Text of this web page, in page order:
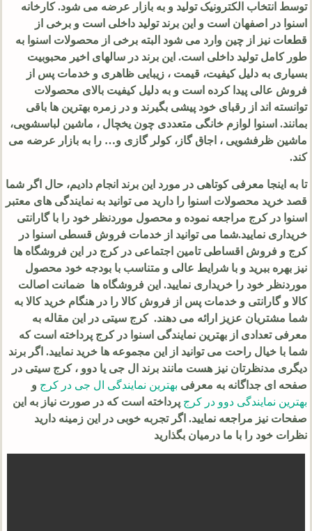
توسط انتخاب الکترونیک تولید و به بازار عرضه می شود. کارخانه
اسنوا در اصفهان است و این برند تولید داخلی است و برخی از
قطعات نیز از چین وارد می شود البته برخی از محصولات اسنوا به
طور کامل تولید داخلی است. این برند در سالهای اخیر محبوبیت
بسیاری به دلیل کیفیت، قیمت ، زیبایی ظاهری و خدمات پس از
فروش عالی پیدا کرده است و به دلیل کیفیت بالای محصولات
توانسته اند از رقبای خود پیشی بگیرند و در زمره بهترین ها باقی
بمانند. اسنوا لوازم خانگی متعددی چون یخچال ، ماشین لباسشویی،
ماشین ظرفشویی ، اجاق گاز، کولر گازی و… را به بازار عرضه می
کند.
تا به اینجا معرفی کوتاهی در مورد این برند انجام دادیم، حال اگر شما
قصد خرید محصولات اسنوا را دارید می توانید به نمایندگی های معتبر
اسنوا در کرج مراجعه نموده و محصول موردنظر خود را با گارانتی
خریداری نمایید.شما می توانید از خدمات فروش قسطی اسنوا در
کرج و فروش اقساطی تامین اجتماعی در کرج در این فروشگاه ها
نیز بهره ببرید و با شرایط عالی و متناسب با بودجه خود محصول
موردنظر خود را خریداری نمایید. این فروشگاه ها ضمانت اصالت
کالا و گارانتی و خدمات پس از فروش کالا را در هنگام خرید کالا به
شما مشتریان عزیز ارائه می دهند. کرج سیتی در این مقاله به
معرفی تعدادی از بهترین نمایندگی اسنوا در کرج پرداخته است که
شما با خیال راحت می توانید از این مجموعه ها خرید نمایید. اگر برند
دیگری مدنظرتان نیز هست مانند برند ال جی یا دوو ، کرج سیتی در
صفحه ای جداگانه به معرفی بهترین نمایندگی ال جی در کرج و
بهترین نمایندگی دوو در کرج پرداخته است که در صورت نیاز به این
صفحات نیز مراجعه نمایید. اگر تجربه خوبی در این زمینه دارید
نظرات خود را با ما درمیان بگذارید